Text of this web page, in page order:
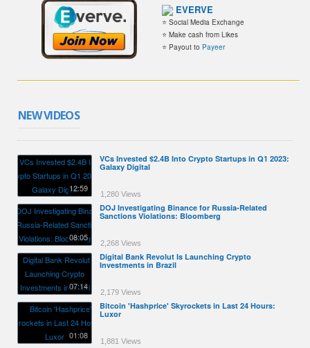
EVERVE
⭐ Social Media Exchange
⭐ Make cash from Likes
⭐ Payout to Payeer
NEW VIDEOS
12:59
VCs Invested $2.4B Into Crypto Startups in Q1 2023:
Galaxy Digital
1,280 Views
08:05
DOJ Investigating Binance for Russia-Related
Sanctions Violations: Bloomberg
2,268 Views
07:14
Digital Bank Revolut Is Launching Crypto
Investments in Brazil
2,179 Views
01:08
Bitcoin 'Hashprice' Skyrockets in Last 24 Hours:
Luxor
1,881 Views